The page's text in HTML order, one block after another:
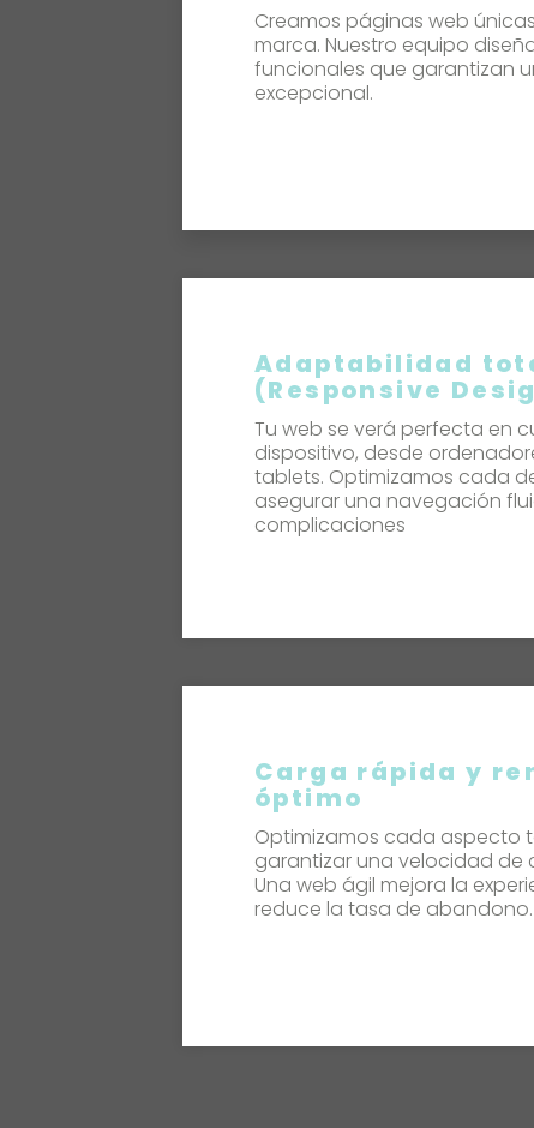
Creamos páginas web
marca. Nuestro equipo
funcionales que garantizan
excepcional.
Adaptabilidad
(Responsive
Tu web se verá perfecta en
dispositivo, desde
tablets. Optimizamos cada
asegurar una navegación
complicaciones
Carga rápida y
óptimo
Optimizamos cada aspecto
garantizar una velocidad de
Una web ágil mejora la
reduce la tasa de abandono.